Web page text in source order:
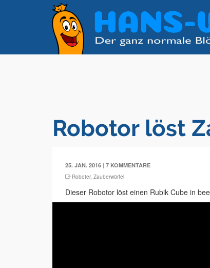
Robotor löst
25. JAN. 2016 | 7 KOMMENTARE
Roboter, Zauberwürfel
Dieser Robotor löst einen Rubik Cube in